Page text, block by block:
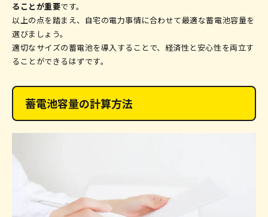
ることが重要です。
以上の点を踏まえ、自宅の電力事情に合わせて最適な蓄電池容量を
選びましょう。
適切なサイズの蓄電池を導入することで、経済性と安心性を両立す
ることができるはずです。
蓄電池容量の計算方法